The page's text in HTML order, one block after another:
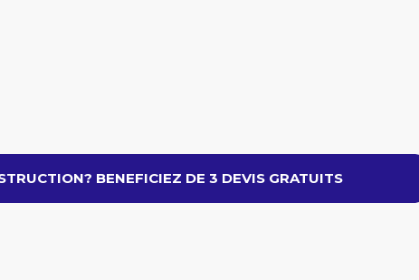
BENEFICIEZ DE 3 DEVIS GRATUITS